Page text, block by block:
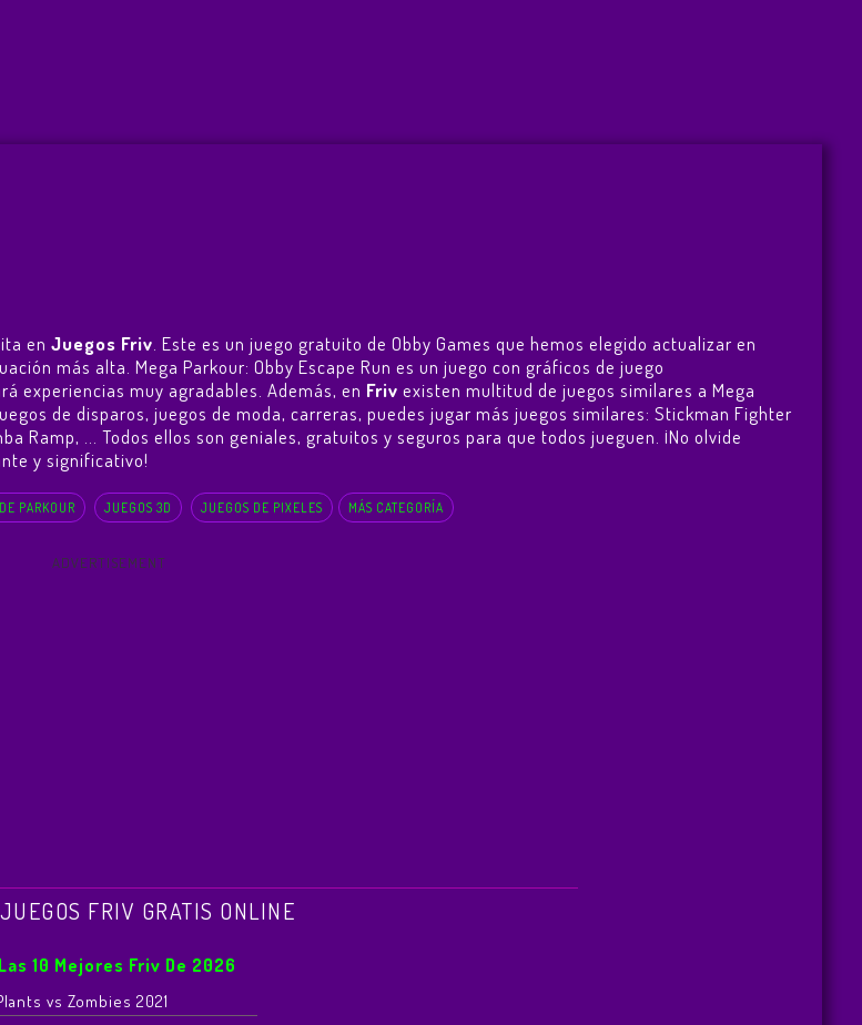
en Juegos Friv . Este es un juego gratuito de Obby Games que hemos elegido actualizar en
más alta. Mega Parkour: Obby Escape Run es un juego con gráficos de juego
experiencias muy agradables. Además, en Friv existen multitud de juegos similares a Mega
de disparos, juegos de moda, carreras, puedes jugar más juegos similares: Stickman Fighter
Ramp, ... Todos ellos son geniales, gratuitos y seguros para que todos jueguen. ¡No olvide
y significativo!
PARKOUR JUEGOS 3D JUEGOS DE PIXELES MÁS CATEGORÍA
ADVERTISEMENT
FRIV GRATIS ONLINE
Las 10 Mejores Friv De 2026
vs Zombies 2021